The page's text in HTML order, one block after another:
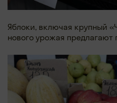
Яблоки, включая крупный
нового урожая предлагают